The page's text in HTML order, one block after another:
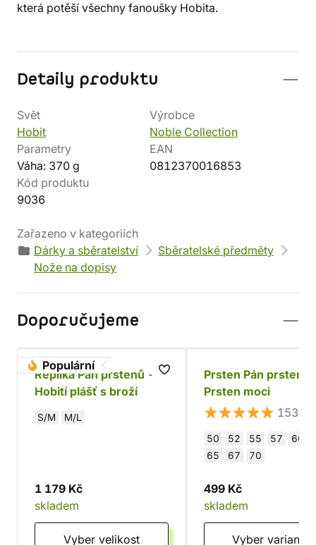
která potěší všechny fanoušky Hobita.
Detaily produktu
Svět
Hobit
Výrobce
Noble Collection
Parametry
Váha: 370 g
EAN
0812370016853
Kód produktu
9036
Zařazeno v kategoriích
Dárky a sběratelství
Sběratelské předměty
Nože na dopisy
Doporučujeme
Populární
Replika Pán prstenů -
Hobití plášť s broží
S/M M/L
1 179 Kč
skladem
Vyber velikost
Prsten Pán prstenů
Prsten moci
153×
50 52 55 57 60
65
67 70
499 Kč
skladem
Vyber variantu